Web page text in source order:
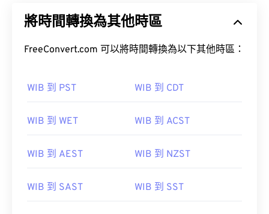
將時間轉換為其他時區
FreeConvert.com 可以將時間轉換為以下其他時區：
WIB 到 PST WIB 到 CDT
WIB 到 WET WIB 到 ACST
WIB 到 AEST WIB 到 NZST
WIB 到 SAST WIB 到 SST